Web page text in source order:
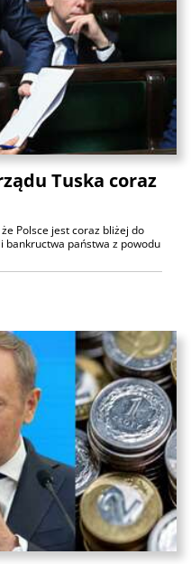
Tuska coraz
Polsce jest coraz bliżej do
bankructwa państwa z powodu